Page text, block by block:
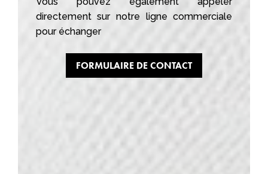
directement sur notre ligne commerciale
pour échanger
FORMULAIRE DE CONTACT